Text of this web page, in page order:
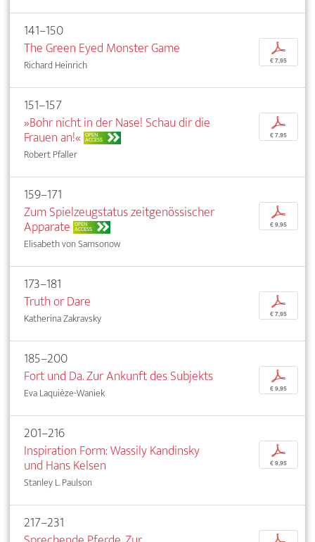
141–150
The Green Eyed Monster Game
Richard Heinrich
p
€ 7,95
151–157
»Bohr nicht in der Nase! Schau dir die
Frauen an!« OPEN
ACCESS
Robert Pfaller
p
€ 7,95
159–171
Zum Spielzeugstatus zeitgenössischer
Apparate OPEN
ACCESS
Elisabeth von Samsonow
p
€ 9,95
173–181
Truth or Dare
Katherina Zakravsky
p
€ 7,95
185–200
Fort und Da. Zur Ankunft des Subjekts
Eva Laquièze-Waniek
p
€ 9,95
201–216
Inspiration Form: Wassily Kandinsky
und Hans Kelsen
Stanley L. Paulson
p
€ 9,95
217–231